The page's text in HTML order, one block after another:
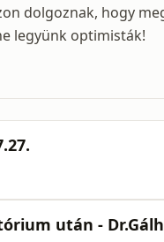
dolgoznak, hogy
legyünk optimisták!
után -